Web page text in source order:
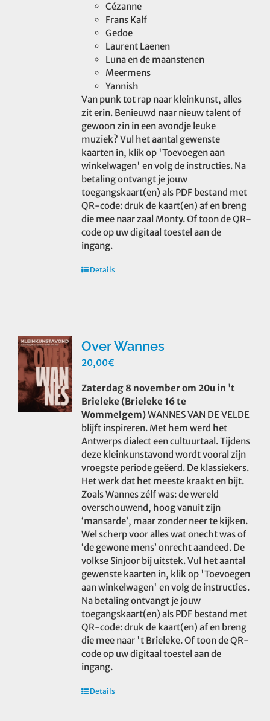
Cézanne
Frans Kalf
Gedoe
Laurent Laenen
Luna en de maanstenen
Meermens
Yannish
Van punk tot rap naar kleinkunst, alles
zit erin. Benieuwd naar nieuw talent of
gewoon zin in een avondje leuke
muziek? Vul het aantal gewenste
kaarten in, klik op 'Toevoegen aan
winkelwagen' en volg de instructies. Na
betaling ontvangt je jouw
toegangskaart(en) als PDF bestand met
QR-code: druk de kaart(en) af en breng
die mee naar zaal Monty. Of toon de QR-
code op uw digitaal toestel aan de
ingang.
Details
Over Wannes
20,00€
Zaterdag 8 november om 20u in 't
Brieleke (Brieleke 16 te
Wommelgem)WANNES VAN DE VELDE
blijft inspireren. Met hem werd het
Antwerps dialect een cultuurtaal. Tijdens
deze kleinkunstavond wordt vooral zijn
vroegste periode geëerd. De klassiekers.
Het werk dat het meeste kraakt en bijt.
Zoals Wannes zélf was: de wereld
overschouwend, hoog vanuit zijn
‘mansarde’, maar zonder neer te kijken.
Wel scherp voor alles wat onecht was of
‘de gewone mens’ onrecht aandeed. De
volkse Sinjoor bij uitstek. Vul het aantal
gewenste kaarten in, klik op 'Toevoegen
aan winkelwagen' en volg de instructies.
Na betaling ontvangt je jouw
toegangskaart(en) als PDF bestand met
QR-code: druk de kaart(en) af en breng
die mee naar 't Brieleke. Of toon de QR-
code op uw digitaal toestel aan de
ingang.
Details